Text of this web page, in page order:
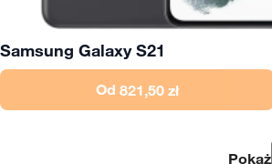
Samsung Galaxy S21
Od 821,50 zł
Pokaż